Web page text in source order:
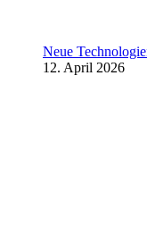
Neue
12. April 2026